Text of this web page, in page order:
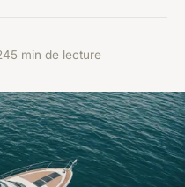
5 min de lecture